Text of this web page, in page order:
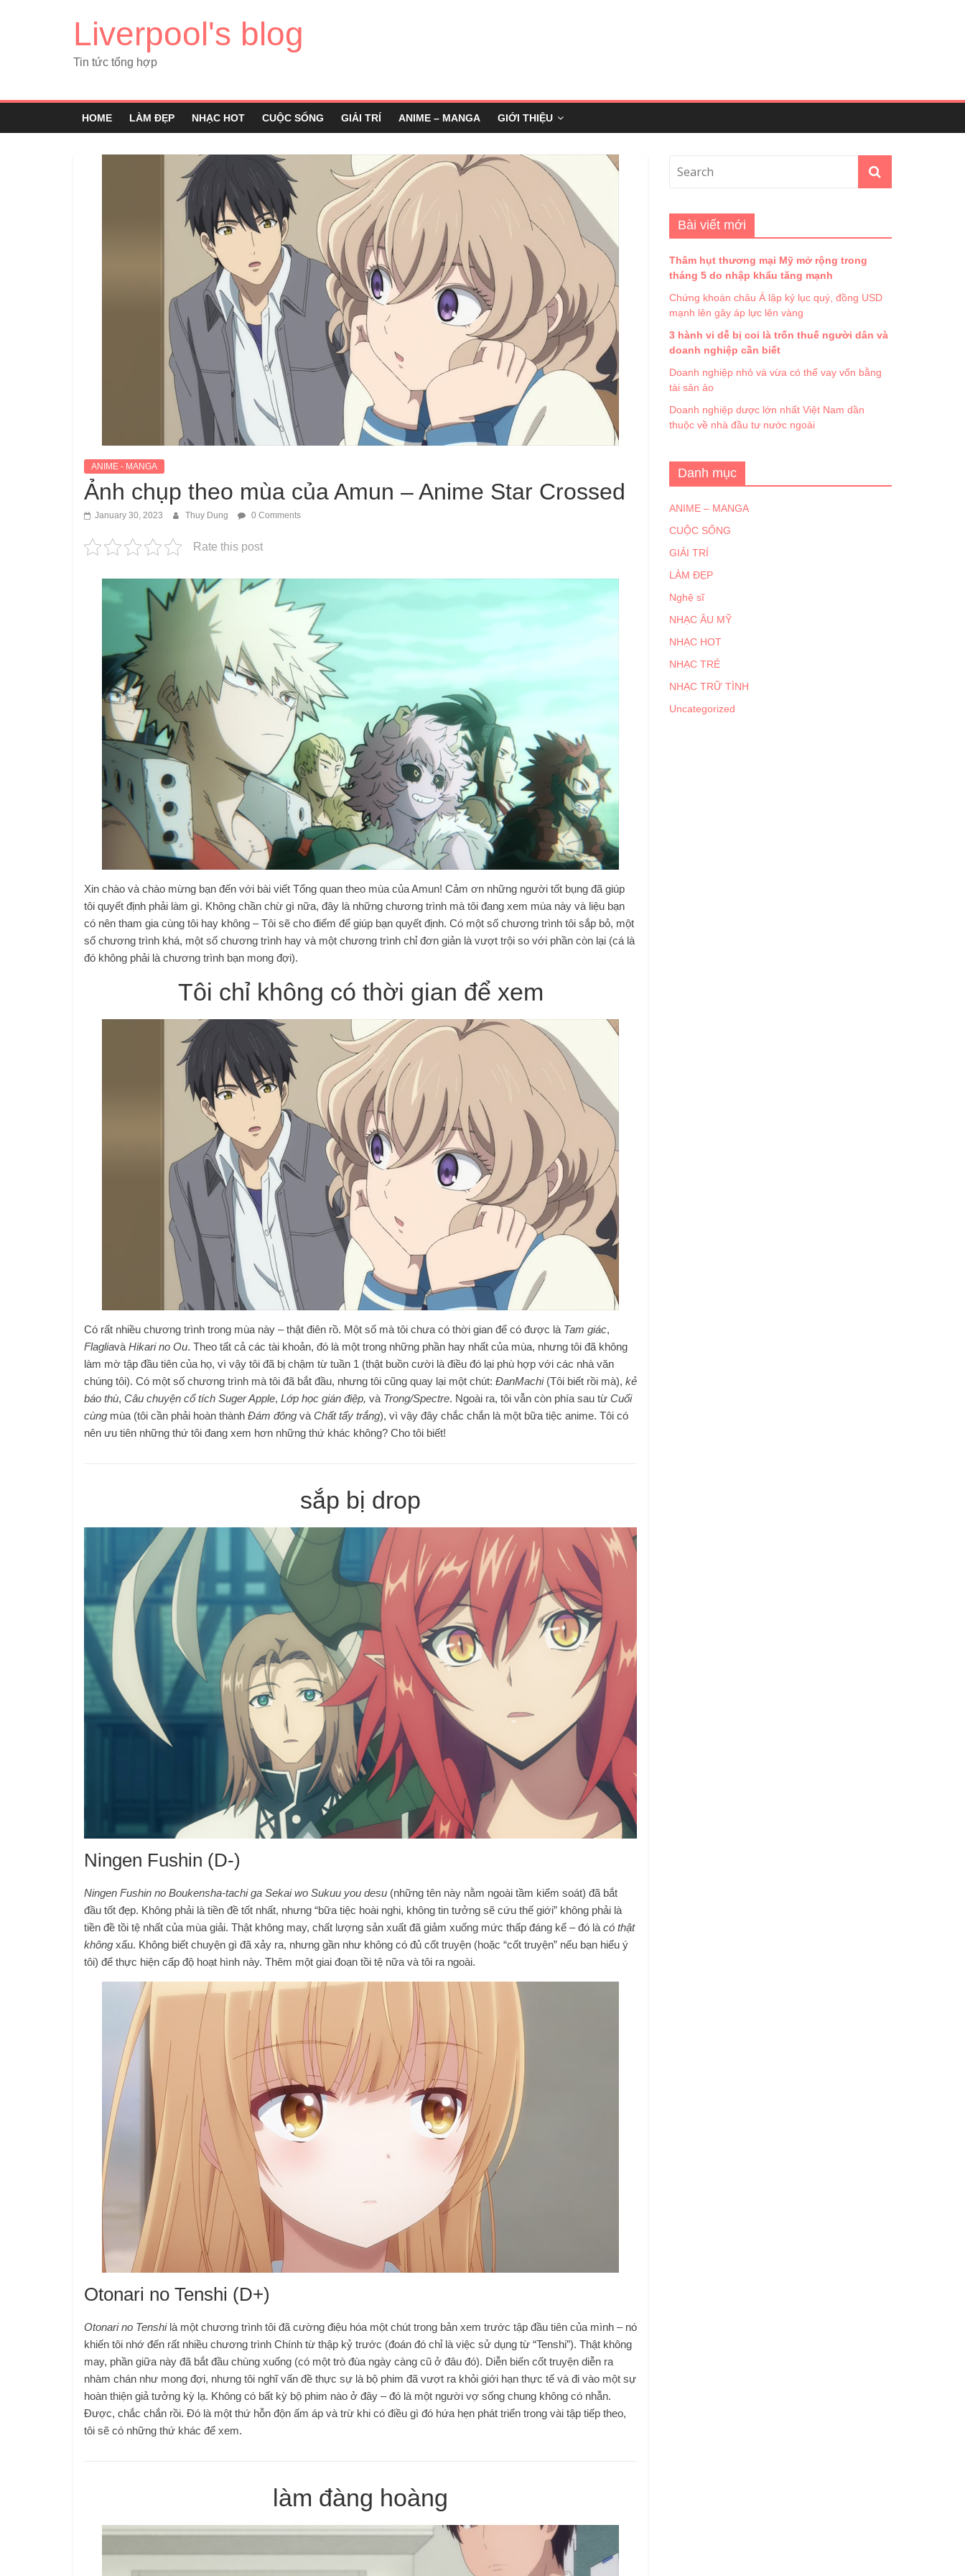
Liverpool's blog
Tin tức tổng hợp
HOME LÀM ĐẸP NHẠC HOT CUỘC SỐNG GIẢI TRÍ ANIME – MANGA GIỚI THIỆU
ANIME - MANGA
Ảnh chụp theo mùa của Amun – Anime Star Crossed
January 30, 2023 Thuy Dung 0 Comments
Rate this post
Xin chào và chào mừng bạn đến với bài viết Tổng quan theo mùa của Amun! Cảm ơn những người tốt bụng đã giúp
tôi quyết định phải làm gì. Không chần chừ gì nữa, đây là những chương trình mà tôi đang xem mùa này và liệu bạn
có nên tham gia cùng tôi hay không – Tôi sẽ cho điểm để giúp bạn quyết định. Có một số chương trình tôi sắp bỏ, một
số chương trình khá, một số chương trình hay và một chương trình chỉ đơn giản là vượt trội so với phần còn lại (cá là
đó không phải là chương trình bạn mong đợi).
Tôi chỉ không có thời gian để xem
Có rất nhiều chương trình trong mùa này – thật điên rồ. Một số mà tôi chưa có thời gian để có được là Tam giác,
Flagliavà Hikari no Ou. Theo tất cả các tài khoản, đó là một trong những phần hay nhất của mùa, nhưng tôi đã không
làm mờ tập đầu tiên của họ, vì vậy tôi đã bị chậm từ tuần 1 (thật buồn cười là điều đó lại phù hợp với các nhà văn
chúng tôi). Có một số chương trình mà tôi đã bắt đầu, nhưng tôi cũng quay lại một chút: ĐanMachi(Tôi biết rồi mà), kẻ
báo thù, Câu chuyện cổ tích Suger Apple, Lớp học gián điệp, và Trong/Spectre. Ngoài ra, tôi vẫn còn phía sau từ Cuối
cùng mùa (tôi cần phải hoàn thành Đám đông và Chất tẩy trắng), vì vậy đây chắc chắn là một bữa tiệc anime. Tôi có
nên ưu tiên những thứ tôi đang xem hơn những thứ khác không? Cho tôi biết!
sắp bị drop
Ningen Fushin (D-)
Ningen Fushin no Boukensha-tachi ga Sekai wo Sukuu you desu (những tên này nằm ngoài tầm kiểm soát) đã bắt
đầu tốt đẹp. Không phải là tiền đề tốt nhất, nhưng “bữa tiệc hoài nghi, không tin tưởng sẽ cứu thế giới” không phải là
tiền đề tồi tệ nhất của mùa giải. Thật không may, chất lượng sản xuất đã giảm xuống mức thấp đáng kể – đó là có thật
không xấu. Không biết chuyện gì đã xảy ra, nhưng gần như không có đủ cốt truyện (hoặc “cốt truyện” nếu bạn hiểu ý
tôi) để thực hiện cấp độ hoạt hình này. Thêm một giai đoạn tồi tệ nữa và tôi ra ngoài.
Otonari no Tenshi (D+)
Otonari no Tenshilà một chương trình tôi đã cường điệu hóa một chút trong bản xem trước tập đầu tiên của mình – nó
khiến tôi nhớ đến rất nhiều chương trình Chính từ thập kỷ trước (đoán đó chỉ là việc sử dụng từ “Tenshi”). Thật không
may, phần giữa này đã bắt đầu chùng xuống (có một trò đùa ngày càng cũ ở đâu đó). Diễn biến cốt truyện diễn ra
nhàm chán như mong đợi, nhưng tôi nghĩ vấn đề thực sự là bộ phim đã vượt ra khỏi giới hạn thực tế và đi vào một sự
hoàn thiện giả tưởng kỳ lạ. Không có bất kỳ bộ phim nào ở đây – đó là một người vợ sống chung không có nhẫn.
Được, chắc chắn rồi. Đó là một thứ hỗn độn ấm áp và trừ khi có điều gì đó hứa hẹn phát triển trong vài tập tiếp theo,
tôi sẽ có những thứ khác để xem.
làm đàng hoàng
Bài viết mới
Thâm hụt thương mại Mỹ mở rộng trong
tháng 5 do nhập khẩu tăng mạnh
Chứng khoán châu Á lập kỷ lục quý, đồng USD
mạnh lên gây áp lực lên vàng
3 hành vi dễ bị coi là trốn thuế người dân và
doanh nghiệp cần biết
Doanh nghiệp nhỏ và vừa có thể vay vốn bằng
tài sản ảo
Doanh nghiệp dược lớn nhất Việt Nam dần
thuộc về nhà đầu tư nước ngoài
Danh mục
ANIME – MANGA
CUỘC SỐNG
GIẢI TRÍ
LÀM ĐẸP
Nghệ sĩ
NHẠC ÂU MỸ
NHẠC HOT
NHẠC TRẺ
NHẠC TRỮ TÌNH
Uncategorized